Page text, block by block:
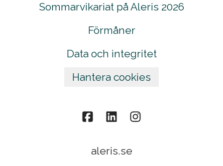
Sommarvikariat på Aleris 2026
Förmåner
Data och integritet
Hantera cookies
aleris.se